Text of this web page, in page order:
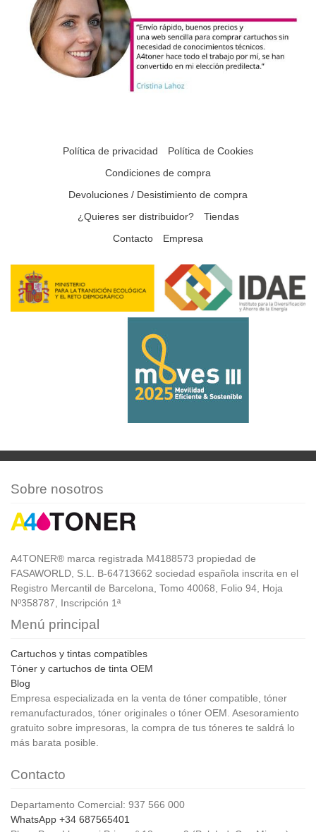
Política de privacidad
Política de Cookies
Condiciones de compra
Devoluciones / Desistimiento de compra
¿Quieres ser distribuidor?
Tiendas
Contacto
Empresa
Sobre nosotros
A4TONER® marca registrada M4188573 propiedad de
FASAWORLD, S.L. B-64713662 sociedad española inscrita en el
Registro Mercantil de Barcelona, Tomo 40068, Folio 94, Hoja
Nº358787, Inscripción 1ª
Menú principal
Cartuchos y tintas compatibles
Tóner y cartuchos de tinta OEM
Blog
Empresa especializada en la venta de tóner compatible, tóner
remanufacturados, tóner originales o tóner OEM. Asesoramiento
gratuito sobre impresoras, la compra de tus tóneres te saldrá lo
más barata posible.
Contacto
Departamento Comercial: 937 566 000
WhatsApp +34 687565401